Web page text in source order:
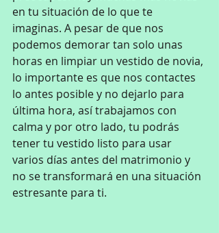
en tu situación de lo que te
imaginas. A pesar de que nos
podemos demorar tan solo unas
horas en limpiar un vestido de novia,
lo importante es que nos contactes
lo antes posible y no dejarlo para
última hora, así trabajamos con
calma y por otro lado, tu podrás
tener tu vestido listo para usar
varios días antes del matrimonio y
no se transformará en una situación
estresante para ti.